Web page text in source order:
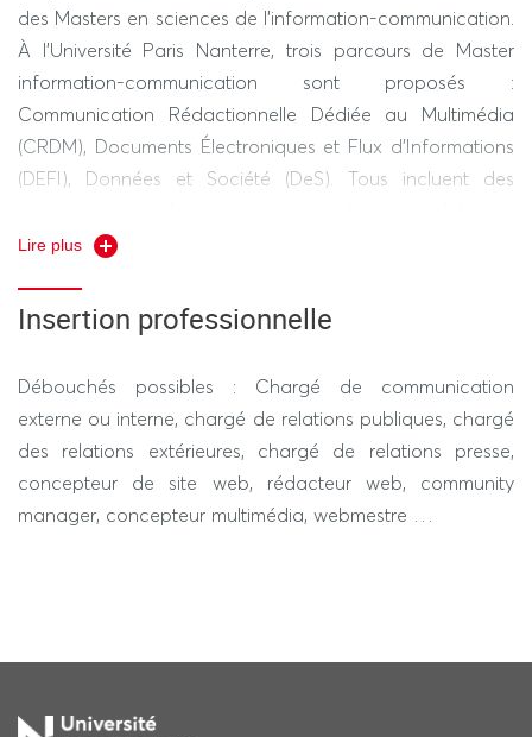
des Masters en sciences de l’information-communication.
À l’Université Paris Nanterre, trois parcours de Master
information-communication sont proposés :
Communication Rédactionnelle Dédiée au Multimédia
(CRDM), Documents Électroniques et Flux d’Informations
(DEFI), Données et Société (DeS). Tous incluent des
avec le programme de la licence.
Lire plus
Insertion professionnelle
Débouchés possibles : Chargé de communication
externe ou interne, chargé de relations publiques, chargé
des relations extérieures, chargé de relations presse,
concepteur de site web, rédacteur web, community
manager, concepteur multimédia, webmestre …